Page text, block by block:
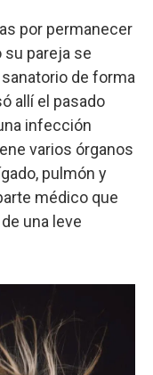
por permanecer
su pareja se
de forma
allí el pasado
infección
varios órganos
pulmón y
médico que
una leve